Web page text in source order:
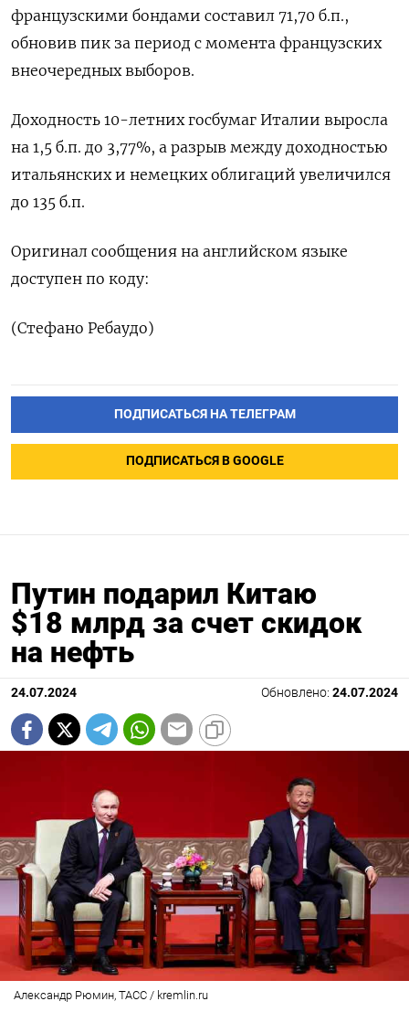
французскими бондами составил 71,70 б.п.,
обновив пик за период с момента французских
внеочередных выборов.
Доходность 10-летних госбумаг Италии выросла
на 1,5 б.п. до 3,77%, а разрыв между доходностью
итальянских и немецких облигаций увеличился
до 135 б.п.
Оригинал сообщения на английском языке
доступен по коду:
(Стефано Ребаудо)
ПОДПИСАТЬСЯ НА ТЕЛЕГРАМ
ПОДПИСАТЬСЯ В GOOGLE
Путин подарил Китаю
$18 млрд за счет скидок
на нефть
24.07.2024 Обновлено: 24.07.2024
Александр Рюмин, ТАСС / kremlin.ru